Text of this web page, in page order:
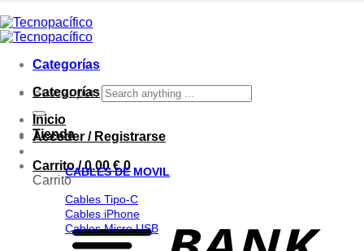
Categorías
Buscar por:
Acceder / Registrarse
Carrito /0.00€ 0
Carrito
Categorías
Inicio
Tienda
CABLES DE MOVIL
Cables Tipo-C
Cables iPhone
Cables Micro USB